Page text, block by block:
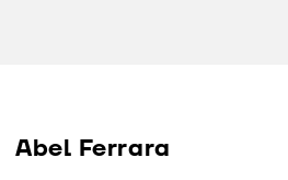
Abel Ferrara